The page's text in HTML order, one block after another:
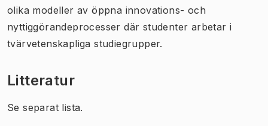
olika modeller av öppna innovations- och
nyttiggörandeprocesser där studenter arbetar i
tvärvetenskapliga studiegrupper.
Litteratur
Se separat lista.